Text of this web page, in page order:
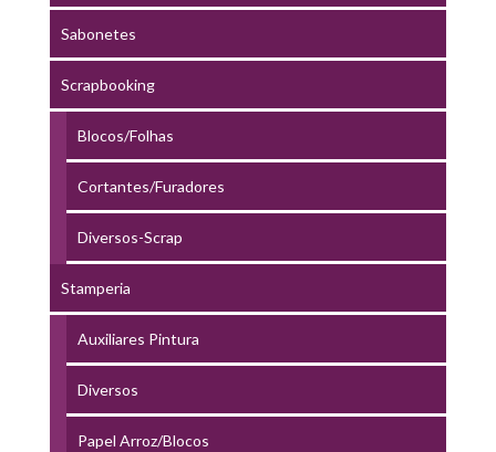
Sabonetes
Scrapbooking
Blocos/Folhas
Cortantes/Furadores
Diversos-Scrap
Stamperia
Auxiliares Pintura
Diversos
Papel Arroz/Blocos